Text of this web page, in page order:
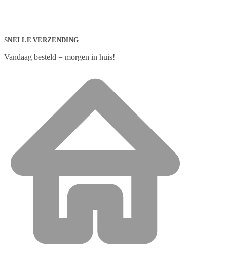
SNELLE VERZENDING
Vandaag besteld = morgen in huis!